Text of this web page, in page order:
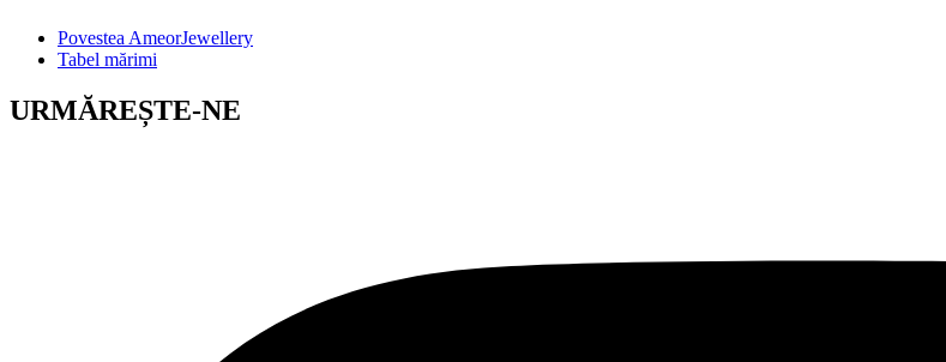
Povestea AmeorJewellery
Tabel mărimi
URMĂREȘTE-NE